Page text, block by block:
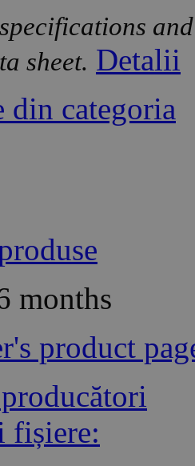
sheet. Detalii
din categoria
months
product
fișiere: